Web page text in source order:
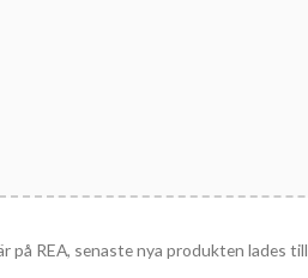
på REA, senaste nya produkten lades